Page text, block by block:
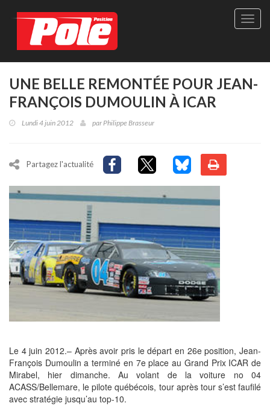
Site
-
UNE BELLE REMONTÉE POUR JEAN-
FRANÇOIS DUMOULIN À ICAR
Lundi 4 juin 2012 parPhilippe Brasseur
Partagez l'actualité
Le 4 juin 2012.– Après avoir pris le départ en 26e position, Jean-
François Dumoulin a terminé en 7e place au Grand Prix ICAR de
Mirabel, hier dimanche. Au volant de la voiture no 04
ACASS/Bellemare, le pilote québécois, tour après tour s’est faufilé
avec stratégie jusqu’au top-10.